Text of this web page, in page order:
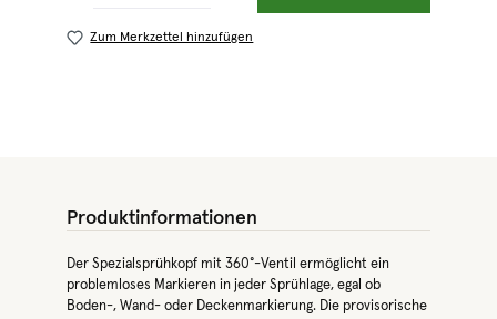
Zum Merkzettel hinzufügen
Produktinformationen
Der Spezialsprühkopf mit 360°-Ventil ermöglicht ein
problemloses Markieren in jeder Sprühlage, egal ob
Boden-, Wand- oder Deckenmarkierung. Die provisorische